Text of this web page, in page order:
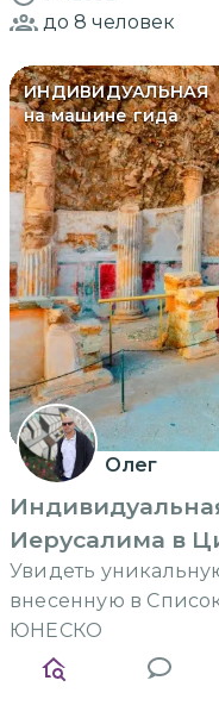
до 8 человек
ИНДИВИДУАЛЬНАЯ
на машине гида
Олег
Иерусалима в
Увидеть
внесенную в
ЮНЕСКО
10 часов